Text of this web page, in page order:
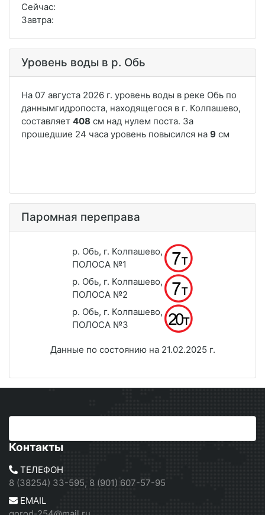
Сейчас:
Завтра:
Уровень воды в р. Обь
Паромная переправа
р. Обь, г. Колпашево,
ПОЛОСА №1
р. Обь, г. Колпашево,
ПОЛОСА №2
р. Обь, г. Колпашево,
ПОЛОСА №3
Данные по состоянию на 21.02.2025 г.
Контакты
ТЕЛЕФОН
8 (38254) 33-595, 8 (901) 607-57-95
EMAIL